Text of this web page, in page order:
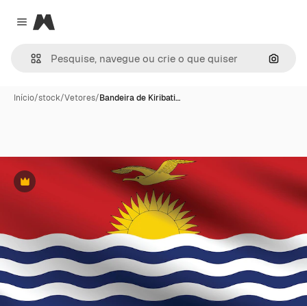
Close menu
Magnific
Início/stock/Vetores/Bandeira de Kiribati…
Premium